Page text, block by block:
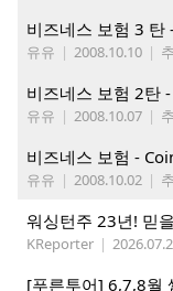
비즈네스 보험 3
유유 | 2008.10.10 |
비즈네스 보험 2탄
유유 | 2008.10.07 |
비즈네스 보험 -
유유 | 2008.10.02 |
워싱턴주 23년! 믿
KReporter |
[푸른투어] 6,7,8월